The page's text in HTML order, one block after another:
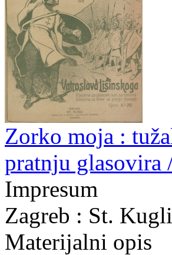
Zorko moja :
pratnju glasovira
Impresum
Zagreb : St.
Materijalni opis